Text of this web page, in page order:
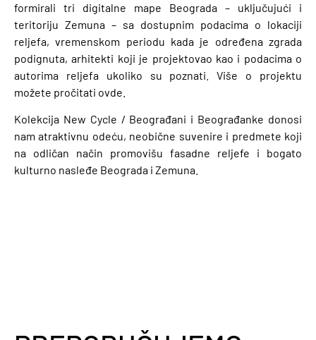
formirali tri digitalne mape Beograda – uključujući i
teritoriju Zemuna – sa dostupnim podacima o lokaciji
reljefa, vremenskom periodu kada je određena zgrada
podignuta, arhitekti koji je projektovao kao i podacima o
autorima reljefa ukoliko su poznati. Više o projektu
možete pročitati ovde.
Kolekcija New Cycle / Beograđani i Beograđanke donosi
nam atraktivnu odeću, neobične suvenire i predmete koji
na odličan način promovišu fasadne reljefe i bogato
kulturno nasleđe Beograda i Zemuna.